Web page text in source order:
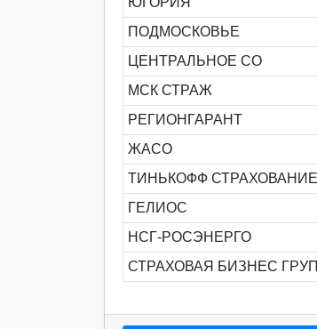
ПОДМОСКОВЬЕ
ЦЕНТРАЛЬНОЕ СО
МСК СТРАЖ
РЕГИОНГАРАНТ
ЖАСО
ТИНЬКОФФ СТРАХОВАНИЕ
ГЕЛИОС
НСГ-РОСЭНЕРГО
СТРАХОВАЯ БИЗНЕС